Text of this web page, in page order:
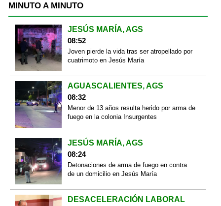
MINUTO A MINUTO
JESÚS MARÍA, AGS
08:52
Joven pierde la vida tras ser atropellado por
cuatrimoto en Jesús María
AGUASCALIENTES, AGS
08:32
Menor de 13 años resulta herido por arma de
fuego en la colonia Insurgentes
JESÚS MARÍA, AGS
08:24
Detonaciones de arma de fuego en contra
de un domicilio en Jesús María
DESACELERACIÓN LABORAL